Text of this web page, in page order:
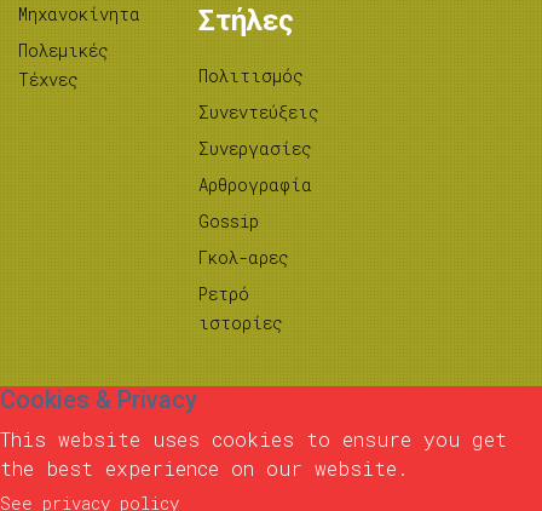
Μηχανοκίνητα
Πολεμικές
Τέχνες
Στήλες
Πολιτισμός
Συνεντεύξεις
Συνεργασίες
Αρθρογραφία
Gossip
Γκολ-αρες
Ρετρό
ιστορίες
Cookies & Privacy
This website uses cookies to ensure you get
the best experience on our website.
See privacy policy